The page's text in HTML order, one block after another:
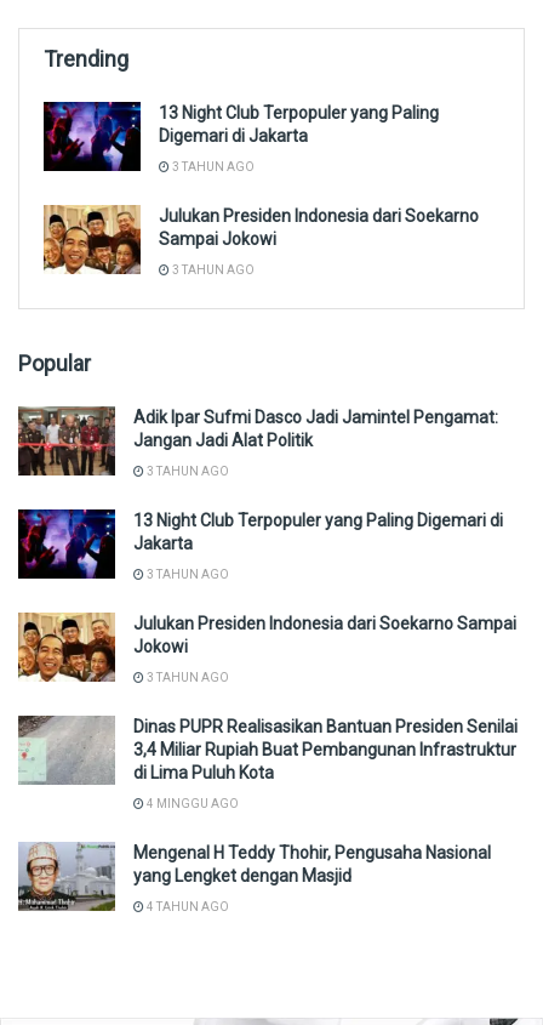
Trending
13 Night Club Terpopuler yang Paling
Digemari di Jakarta
3 TAHUN AGO
Julukan Presiden Indonesia dari Soekarno
Sampai Jokowi
3 TAHUN AGO
Popular
Adik Ipar Sufmi Dasco Jadi Jamintel Pengamat:
Jangan Jadi Alat Politik
3 TAHUN AGO
13 Night Club Terpopuler yang Paling Digemari di
Jakarta
3 TAHUN AGO
Julukan Presiden Indonesia dari Soekarno Sampai
Jokowi
3 TAHUN AGO
Dinas PUPR Realisasikan Bantuan Presiden Senilai
3,4 Miliar Rupiah Buat Pembangunan Infrastruktur
di Lima Puluh Kota
4 MINGGU AGO
Mengenal H Teddy Thohir, Pengusaha Nasional
yang Lengket dengan Masjid
4 TAHUN AGO